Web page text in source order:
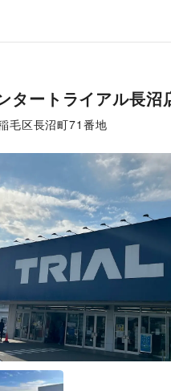
タートライアル長沼
毛区長沼町71番地